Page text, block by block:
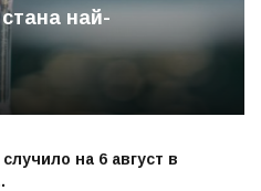
най-
на 6 август в